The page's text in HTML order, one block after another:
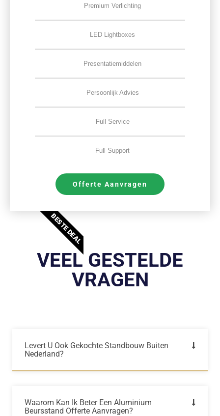
Premium Verlichting
LED Lightboxes
Presentatiemiddelen
Persoonlijk Advies
Full Service
Full Support
Offerte Aanvragen
BESTE DEAL
VEEL GESTELDE
VRAGEN
Levert U Ook Gekochte Standbouw Buiten
Nederland?
Waarom Kan Ik Beter Een Aluminium
Beursstand Offerte Aanvragen?